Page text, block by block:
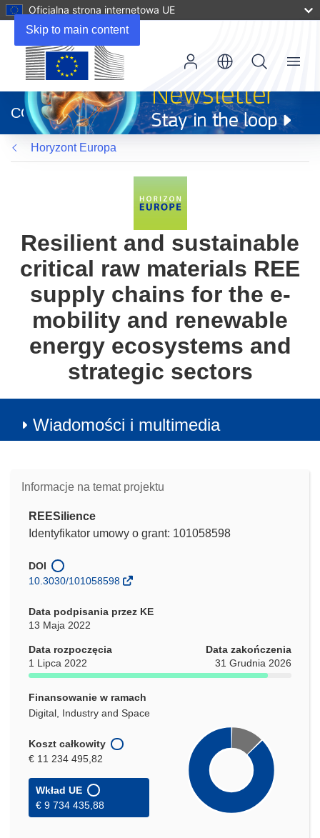
Skip to main content
Oficjalna strona internetowa UE
otworzy
się
w
nowym
oknie)
CORDIS
Menu
Horyzont Europa
Resilient and sustainable
critical raw materials REE
supply chains for the e-
mobility and renewable
energy ecosystems and
strategic sectors
Wiadomości i multimedia
Informacje na temat projektu
REESilience
Identyfikator umowy o grant: 101058598
DOI
10.3030/101058598
Data podpisania przez KE
13 Maja 2022
Data rozpoczęcia
1 Lipca 2022
Data zakończenia
31 Grudnia 2026
Finansowanie w ramach
Digital, Industry and Space
Koszt całkowity
€ 11 234 495,82
Wkład UE
€ 9 734 435,88